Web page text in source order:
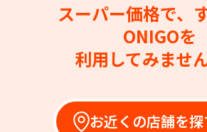
スーパー価格で、
ONIGOを
利用してみませ
お近くの店舗を探